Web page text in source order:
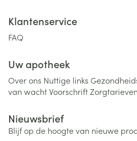
Klantenservice
FAQ
Uw apotheek
Over ons Nuttige links
van wachtVoorschriftZorgtarieven
Nieuwsbrief
Blijf op de hoogte van nieuwe